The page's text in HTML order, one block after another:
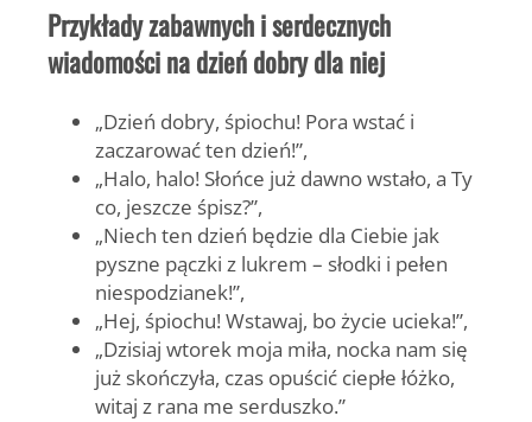
Przykłady zabawnych i serdecznych
wiadomości na dzień dobry dla niej
„Dzień dobry, śpiochu! Pora wstać i
zaczarować ten dzień!”,
„Halo, halo! Słońce już dawno wstało, a Ty
co, jeszcze śpisz?”,
„Niech ten dzień będzie dla Ciebie jak
pyszne pączki z lukrem – słodki i pełen
niespodzianek!”,
„Hej, śpiochu! Wstawaj, bo życie ucieka!”,
„Dzisiaj wtorek moja miła, nocka nam się
już skończyła, czas opuścić ciepłe łóżko,
witaj z rana me serduszko.”